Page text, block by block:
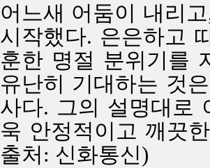
어느새 어둠이 내리
시작했다. 은은하고
훈한 명절 분위기를
유난히 기대하는 것
사다. 그의 설명대로
욱 안정적이고 깨끗
출처: 신화통신)